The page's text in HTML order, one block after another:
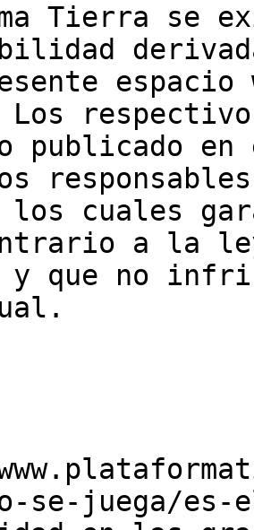
Tierra se
espacio
Los
publicado
cuales
a la
que no
se-juega/es-